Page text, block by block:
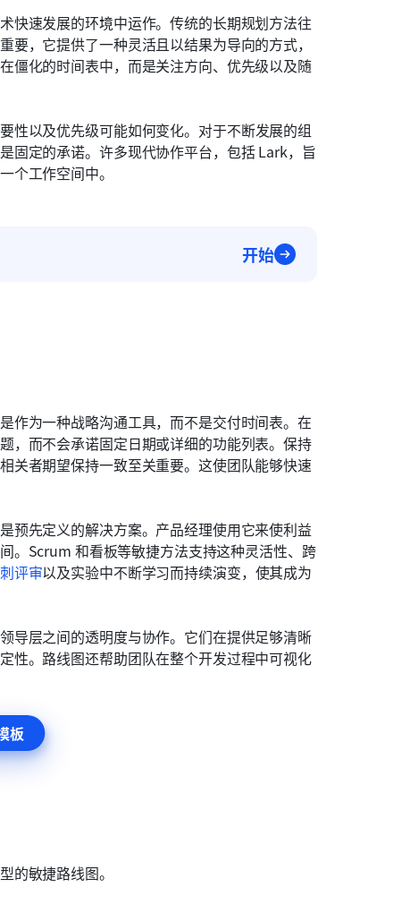
快速发展的环境中运作。传统的长期规划方法往
，它提供了一种灵活且以结果为导向的方式，
僵化的时间表中，而是关注方向、优先级以及随
性以及优先级可能如何变化。对于不断发展的组
固定的承诺。许多现代协作平台，包括 Lark，旨
个工作空间中。
开始
作为一种战略沟通工具，而不是交付时间表。在
，而不会承诺固定日期或详细的功能列表。保持
关者期望保持一致至关重要。这使团队能够快速
预先定义的解决方案。产品经理使用它来使利益
。Scrum 和看板等敏捷方法支持这种灵活性、跨
评审以及实验中不断学习而持续演变，使其成为
导层之间的透明度与协作。它们在提供足够清晰
性。路线图还帮助团队在整个开发过程中可视化
板
的敏捷路线图。